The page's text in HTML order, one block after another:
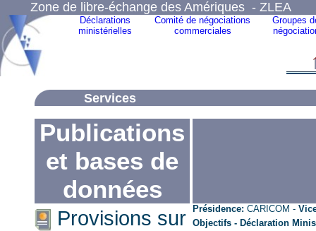
Zone de libre-échange des Amériques - ZLEA
Déclarations
ministérielles
Comité de négociations
commerciales
Groupes
Services
Publications
et bases de
données
Provisions sur
Présidence: CARICOM -
Objectifs - Déclaration